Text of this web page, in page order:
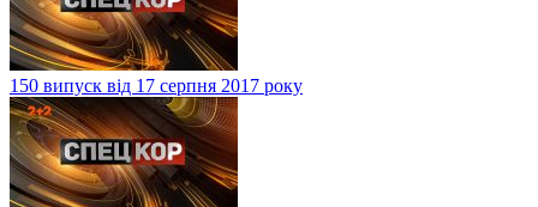
150 випуск від 17 серпня 2017 року